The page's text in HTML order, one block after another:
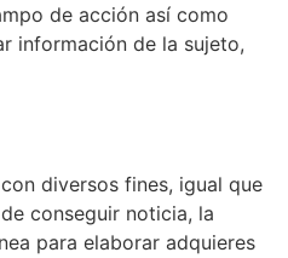
de acción así­ como
información de la sujeto,
diversos fines, igual que
conseguir noticia, la
para elaborar adquieres